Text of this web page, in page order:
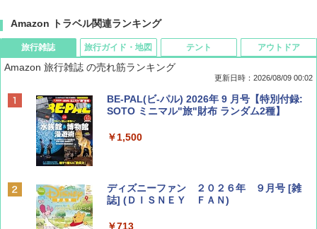
Amazon トラベル関連ランキング
旅行雑誌
Amazon 旅行雑誌 の売れ筋ランキング
更新日時：2026/08/09 00:02
BE-PAL(ビ-パル) 2026年 9 月号【特別付録:
SOTO ミニマル"旅"財布 ランダム2種】
￥1,500
ディズニーファン ２０２６年 ９月号 [雑
誌] (ＤＩＳＮＥＹ ＦＡＮ)
￥713
旅行ガイド・地図 テント アウトドア